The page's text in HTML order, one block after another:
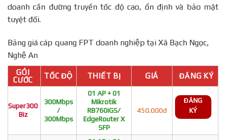
doanh cần đường truyền tốc độ cao, ổn định và bảo mật
tuyệt đối.
Bảng giá cáp quang FPT doanh nghiệp tại Xã Bạch Ngọc,
Nghệ An
GÓI
CƯỚC
TỐC ĐỘ THIẾT BỊ GIÁ ĐĂNG KÝ
Super300
Biz
300Mbps
/
300Mbps
01 AP + 01
Mikrotik
RB760iGS/
EdgeRouter X
SFP
450.000đ
ĐĂNG
KÝ